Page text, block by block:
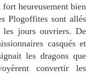
heureusement bien
Plogoffites sont allés
les jours ouvriers. De
casqués et
les dragons que
convertir les